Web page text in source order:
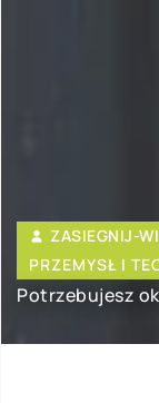
ZASIEGNIJ-
PRZEMYSŁ I
Potrzebujesz